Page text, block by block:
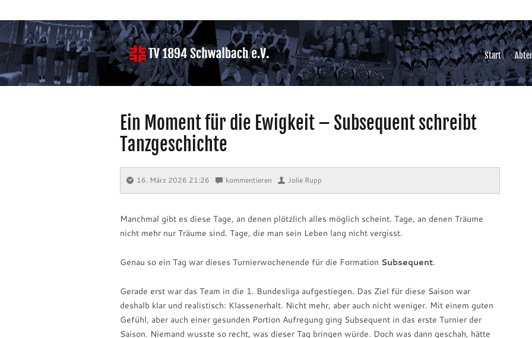
Start
Ein Moment für die Ewigkeit – Subsequent schreibt
Tanzgeschichte
16. März 2026 21:26 kommentieren Jolie Rupp
Manchmal gibt es diese Tage, an denen plötzlich alles möglich scheint. Tage, an denen Träume
nicht mehr nur Träume sind. Tage, die man sein Leben lang nicht vergisst.
Genau so ein Tag war dieses Turnierwochenende für die Formation Subsequent.
Gerade erst war das Team in die 1. Bundesliga aufgestiegen. Das Ziel für diese Saison war
deshalb klar und realistisch: Klassenerhalt. Nicht mehr, aber auch nicht weniger. Mit einem guten
Gefühl, aber auch einer gesunden Portion Aufregung ging Subsequent in das erste Turnier der
Saison. Niemand wusste so recht, was dieser Tag bringen würde. Doch was dann geschah, hätte